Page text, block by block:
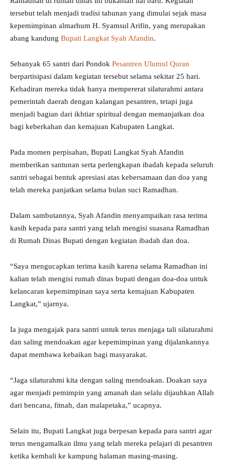
tersebut telah menjadi tradisi tahunan yang dimulai sejak masa
kepemimpinan almarhum H. Syamsul Arifin, yang merupakan
abang kandung Bupati Langkat Syah Afandin.
Sebanyak 65 santri dari Pondok Pesantren Ulumul Quran
berpartisipasi dalam kegiatan tersebut selama sekitar 25 hari.
Kehadiran mereka tidak hanya mempererat silaturahmi antara
pemerintah daerah dengan kalangan pesantren, tetapi juga
menjadi bagian dari ikhtiar spiritual dengan memanjatkan doa
bagi keberkahan dan kemajuan Kabupaten Langkat.
Pada momen perpisahan, Bupati Langkat Syah Afandin
memberikan santunan serta perlengkapan ibadah kepada seluruh
santri sebagai bentuk apresiasi atas kebersamaan dan doa yang
telah mereka panjatkan selama bulan suci Ramadhan.
Dalam sambutannya, Syah Afandin menyampaikan rasa terima
kasih kepada para santri yang telah mengisi suasana Ramadhan
di Rumah Dinas Bupati dengan kegiatan ibadah dan doa.
“Saya mengucapkan terima kasih karena selama Ramadhan ini
kalian telah mengisi rumah dinas bupati dengan doa-doa untuk
kelancaran kepemimpinan saya serta kemajuan Kabupaten
Langkat,” ujarnya.
Ia juga mengajak para santri untuk terus menjaga tali silaturahmi
dan saling mendoakan agar kepemimpinan yang dijalankannya
dapat membawa kebaikan bagi masyarakat.
“Jaga silaturahmi kita dengan saling mendoakan. Doakan saya
agar menjadi pemimpin yang amanah dan selalu dijauhkan Allah
dari bencana, fitnah, dan malapetaka,” ucapnya.
Selain itu, Bupati Langkat juga berpesan kepada para santri agar
terus mengamalkan ilmu yang telah mereka pelajari di pesantren
ketika kembali ke kampung halaman masing-masing.